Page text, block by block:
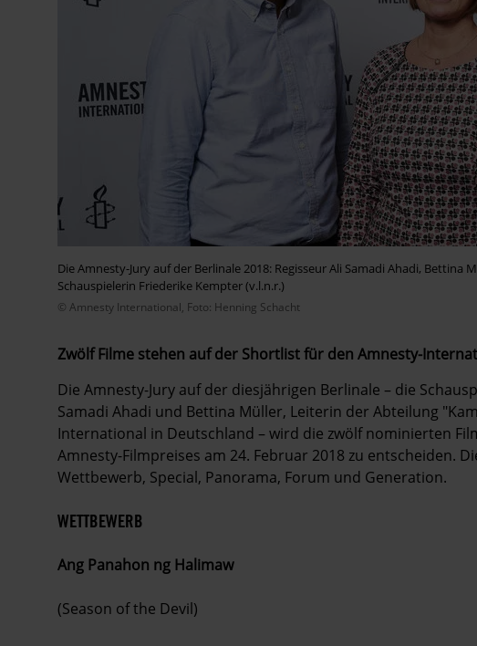
Die Amnesty-Jury auf der Berlinale 2018: Regisseur Ali Samadi Ahadi,
Schauspielerin Friederike Kempter (v.l.n.r.)
© Amnesty International, Foto: Henning Schacht
Zwölf Filme stehen auf der Shortlist für den Amnesty-
Die Amnesty-Jury auf der diesjährigen Berlinale – die
Samadi Ahadi und Bettina Müller, Leiterin der Abteilung
International in Deutschland – wird die zwölf nominierten
Amnesty-Filmpreises am 24. Februar 2018 zu entscheiden.
Wettbewerb, Special, Panorama, Forum und Generation.
WETTBEWERB
Ang Panahon ng Halimaw
(Season of the Devil)